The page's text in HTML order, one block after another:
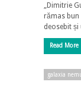
„Dimitrie
rămas bun
deosebit
Read More
galaxia